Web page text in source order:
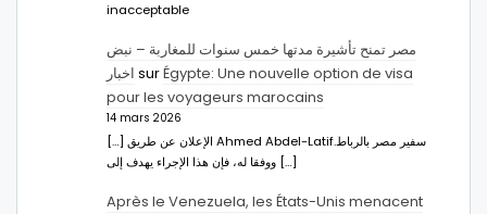
inacceptable
مصر تمنح تأشيرة مدتها خمس سنوات للمغاربة – نبض
اخبار surÉgypte: Une nouvelle option de visa
pour les voyageurs marocains
14 mars 2026
[…] الإعلان عن طريق Ahmed Abdel-Latifسفير مصر بالرباط.
ووفقا له، فإن هذا الإجراء يهدف إلى […]
Après le Venezuela, les États-Unis menacent